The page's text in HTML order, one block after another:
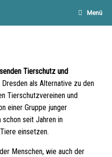
Menü
Tierschutz und
als Alternative zu den
Tierschutzvereinen und
einer Gruppe junger
seit Jahren in
einsetzen.
Menschen, wie auch der